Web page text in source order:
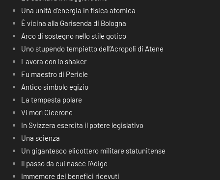
Una unità d’energia in fisica atomica
È vicina alla Garisenda di Bologna
Arco di sostegno nello stile gotico
Uno stupendo tempietto dell’Acropoli di Atene
Lavora con lo shaker
Fu maestro di Pericle
Antico simbolo egizio
La tempesta polare
Vi morì Cicerone
In Svizzera esercita il potere legislativo
Una scienza
Un gigantesco elicottero militare statunitense
Il passo da cui nasce l’Adige
Immemore dei benefici ricevuti